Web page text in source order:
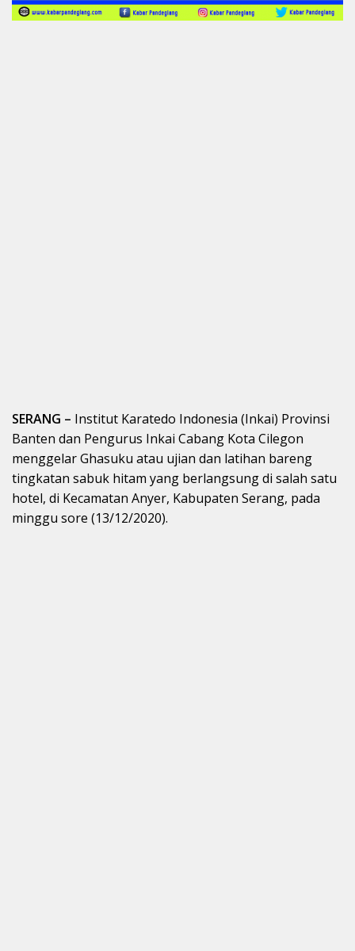
SERANG – Institut Karatedo Indonesia (Inkai) Provinsi
Banten dan Pengurus Inkai Cabang Kota Cilegon
menggelar Ghasuku atau ujian dan latihan bareng
tingkatan sabuk hitam yang berlangsung di salah satu
hotel, di Kecamatan Anyer, Kabupaten Serang, pada
minggu sore (13/12/2020).